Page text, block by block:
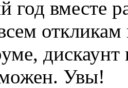
год вместе
дискаунт
Увы!